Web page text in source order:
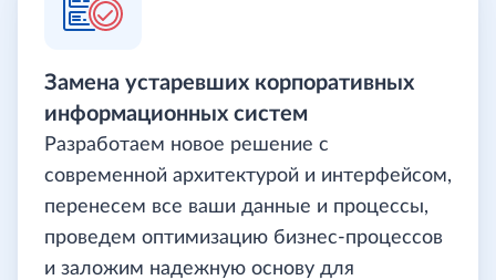
Замена устаревших корпоративных
информационных систем
Разработаем новое решение с
современной архитектурой и интерфейсом,
перенесем все ваши данные и процессы,
проведем оптимизацию бизнес-процессов
и заложим надежную основу для